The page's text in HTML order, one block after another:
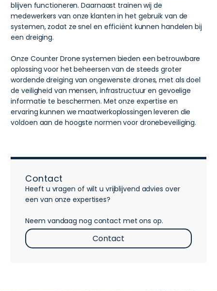
blijven functioneren. Daarnaast trainen wij de
medewerkers van onze klanten in het gebruik van de
systemen, zodat ze snel en efficiënt kunnen handelen bij
een dreiging.
Onze Counter Drone systemen bieden een betrouwbare
oplossing voor het beheersen van de steeds groter
wordende dreiging van ongewenste drones, met als doel
de veiligheid van mensen, infrastructuur en gevoelige
informatie te beschermen. Met onze expertise en
ervaring kunnen we maatwerkoplossingen leveren die
voldoen aan de hoogste normen voor dronebeveiliging.
Contact
Heeft u vragen of wilt u vrijblijvend advies over
een van onze expertises?
Neem vandaag nog contact met ons op.
Contact